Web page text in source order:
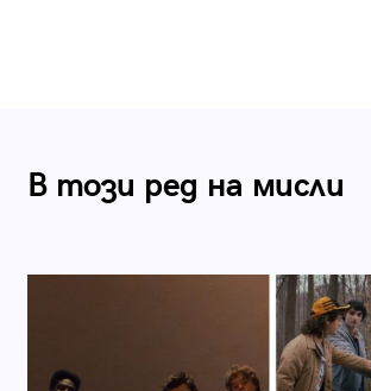
В този ред на мисли